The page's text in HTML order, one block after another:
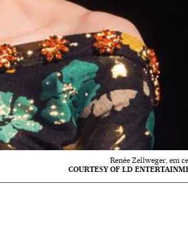
Renée Zellweger, em
COURTESY OF LD